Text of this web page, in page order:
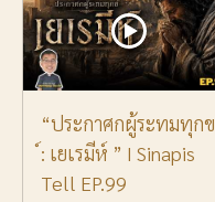
“ประกาศกผู้ระทมทุกข
์: เยเรมีห์ ” I Sinapis
Tell EP.99